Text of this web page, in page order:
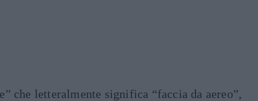
che letteralmente significa “faccia da aereo”,